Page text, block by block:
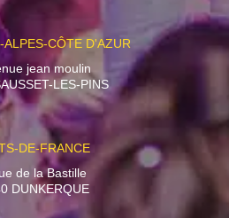
ALPES-CÔTE D'AZUR
jean moulin
LES-PINS
DE-FRANCE
de la Bastille
DUNKERQUE